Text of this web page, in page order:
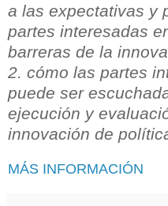
a las expectativas y
partes interesadas
barreras de la
2. cómo las partes
puede ser
ejecución y
innovación de
MÁS INFORMACIÓN